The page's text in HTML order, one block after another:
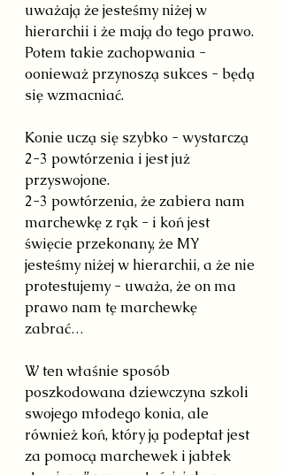
uważają że jesteśmy niżej w
hierarchii i że mają do tego prawo.
Potem takie zachopwania -
oonieważ przynoszą sukces - będą
się wzmacniać.
Konie uczą się szybko - wystarczą
2-3 powtórzenia i jest już
przyswojone.
2-3 powtórzenia, że zabiera nam
marchewkę z rąk - i koń jest
święcie przekonany, że MY
jesteśmy niżej w hierarchii, a że nie
protestujemy - uważa, że on ma
prawo nam tę marchewkę
zabrać…
W ten właśnie sposób
poszkodowana dziewczyna szkoli
swojego młodego konia, ale
również koń, który ją podeptał jest
za pomocą marchewek i jabłek